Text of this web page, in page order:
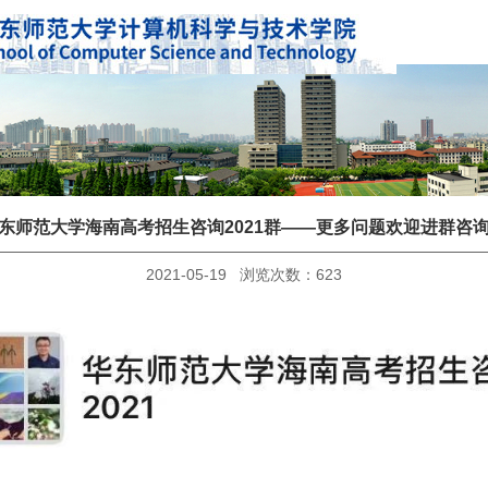
师范大学海南高考招生咨询2021群——更多问题欢迎进群咨
2021-05-19 浏览次数： 623